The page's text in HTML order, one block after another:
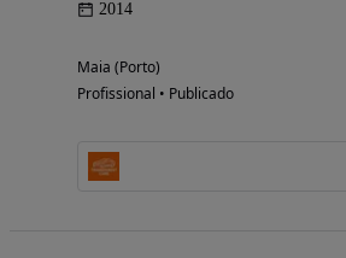
2014
Maia (Porto)
Profissional • Publicado